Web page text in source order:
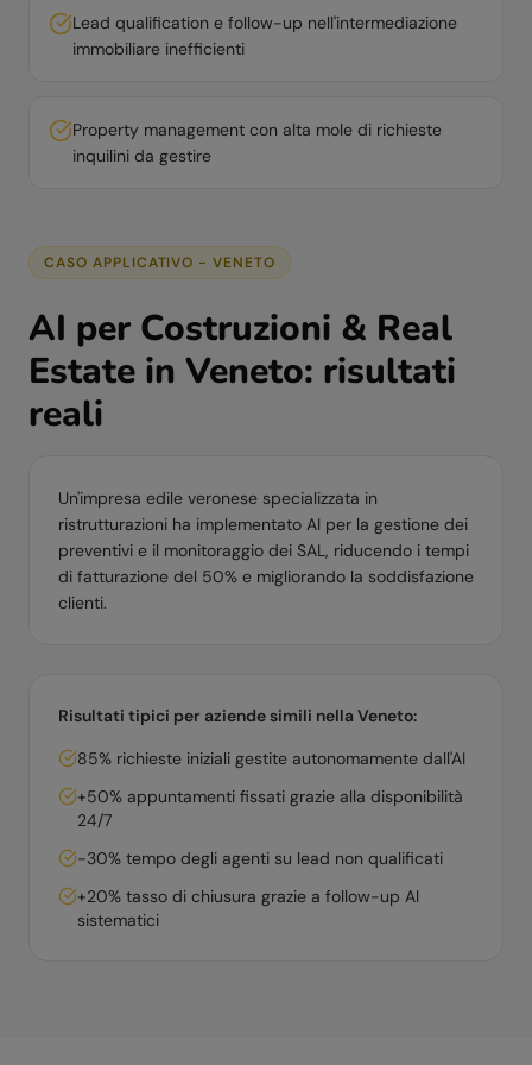
Lead qualification e follow-up nell'intermediazione
immobiliare inefficienti
Property management con alta mole di richieste
inquilini da gestire
CASO APPLICATIVO -VENETO
AI per Costruzioni & Real
Estate in Veneto: risultati
reali
Un'impresa edile veronese specializzata in
ristrutturazioni ha implementato AI per la gestione dei
preventivi e il monitoraggio dei SAL, riducendo i tempi
di fatturazione del 50% e migliorando la soddisfazione
clienti.
Risultati tipici per aziende simili nella Veneto:
85% richieste iniziali gestite autonomamente dall'AI
+50% appuntamenti fissati grazie alla disponibilità
24/7
-30% tempo degli agenti su lead non qualificati
+20% tasso di chiusura grazie a follow-up AI
sistematici